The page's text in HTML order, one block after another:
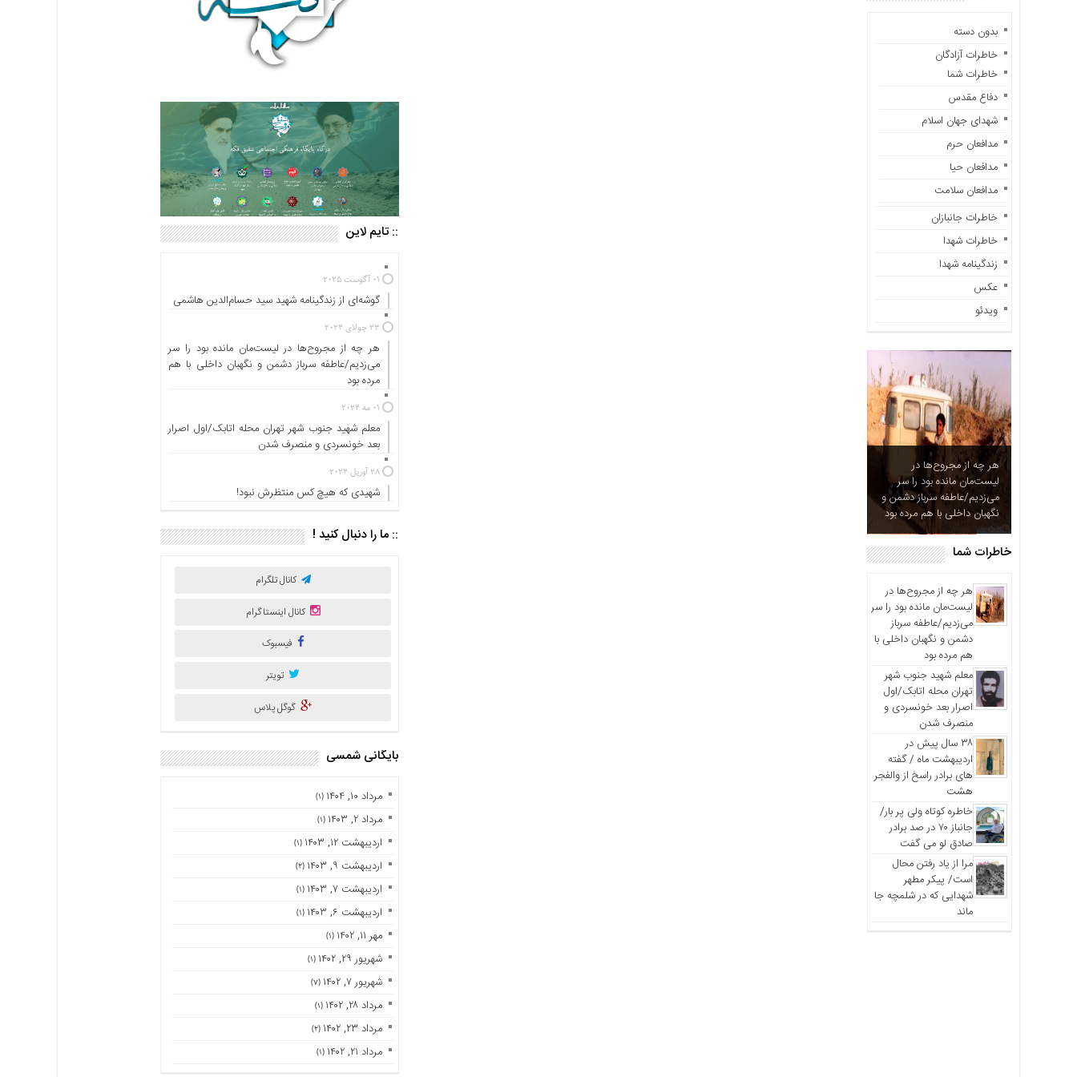
بدون دسته
خاطرات آزادگان
خاطرات شما
دفاع مقدس
شهدای جهان اسلام
مدافعان حرم
مدافعان حیا
مدافعان سلامت
خاطرات جانبازان
خاطرات شهدا
زندگینامه شهدا
عکس
ویدئو
هر چه از مجروح‌ها در
لیست‌مان مانده بود را سر
می‌زدیم/عاطفه سرباز دشمن و
نگهبان داخلی با هم مرده بود
خاطرات شما
هر چه از مجروح‌ها در
لیست‌مان مانده بود را سر
می‌زدیم/عاطفه سرباز
دشمن و نگهبان داخلی با
هم مرده بود
معلم شهید جنوب شهر
تهران محله اتابک/اول
اصرار بعد خونسردی و
منصرف شدن
۳۸ سال پیش در
اردیبهشت ماه / گفته
های برادر راسخ از والفجر
هشت
خاطره کوتاه ولی پر بار/
جانباز ۷۰ در صد برادر
صادق لو می گفت
مرا از یاد رفتن محال
است/ پیکر مطهر
شهدایی که در شلمچه جا
ماند
:: تایم لاین
01 آگوست 2025
گوشه‌ای از زندگینامه شهید سید حسام‌الدین هاشمی
23 جولای 2024
هر چه از مجروح‌ها در لیست‌مان مانده بود را سر
می‌زدیم/عاطفه سرباز دشمن و نگهبان داخلی با هم
مرده بود
01 مه 2024
معلم شهید جنوب شهر تهران محله اتابک/اول اصرار
بعد خونسردی و منصرف شدن
28 آوریل 2024
شهیدی که هیچ کس منتظرش نبود!
:: ما را دنبال کنید !
کانال تلگرام
کانال اینستاگرام
فیسبوک
تویتر
گوگل پلاس
بایگانی شمسی
مرداد ۱۰, ۱۴۰۴ (۱)
مرداد ۲, ۱۴۰۳ (۱)
اردیبهشت ۱۲, ۱۴۰۳ (۱)
اردیبهشت ۹, ۱۴۰۳ (۲)
اردیبهشت ۷, ۱۴۰۳ (۱)
اردیبهشت ۶, ۱۴۰۳ (۱)
مهر ۱۱, ۱۴۰۲ (۱)
شهریور ۲۹, ۱۴۰۲ (۱)
شهریور ۷, ۱۴۰۲ (۷)
مرداد ۲۸, ۱۴۰۲ (۱)
مرداد ۲۳, ۱۴۰۲ (۲)
مرداد ۲۱, ۱۴۰۲ (۱)